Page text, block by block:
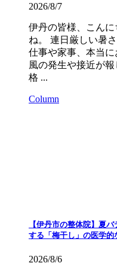
2026/8/7
伊丹の皆様、こん
ね。 連日厳しい暑
仕事や家事、本当
風の発生や接近が
格 ...
Column
【伊丹市の整体院】夏
する「梅干し」の医学的
2026/8/6